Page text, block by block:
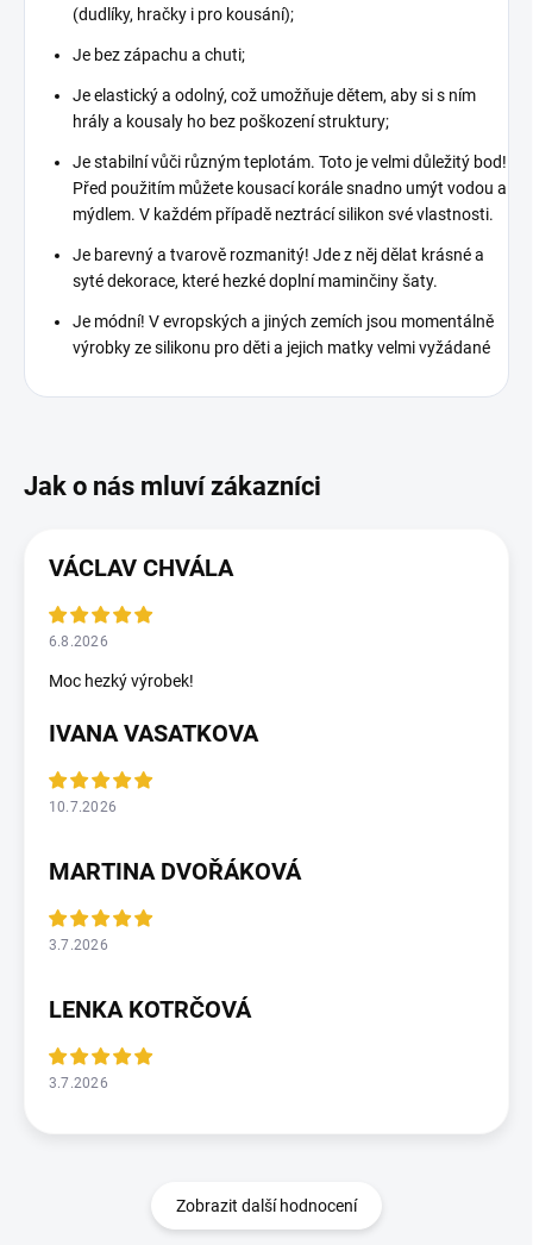
(dudlíky, hračky i pro kousání);
Je bez zápachu a chuti;
Je elastický a odolný, což umožňuje dětem, aby si s ním
hrály a kousaly ho bez poškození struktury;
Je stabilní vůči různým teplotám. Toto je velmi důležitý bod!
Před použitím můžete kousací korále snadno umýt vodou a
mýdlem. V každém případě neztrácí silikon své vlastnosti.
Je barevný a tvarově rozmanitý! Jde z něj dělat krásné a
syté dekorace, které hezké doplní maminčiny šaty.
Je módní! V evropských a jiných zemích jsou momentálně
výrobky ze silikonu pro děti a jejich matky velmi vyžádané
VÁCLAV CHVÁLA
6.8.2026
Moc hezký výrobek!
IVANA VASATKOVA
10.7.2026
MARTINA DVOŘÁKOVÁ
3.7.2026
LENKA KOTRČOVÁ
3.7.2026
Zobrazit další hodnocení